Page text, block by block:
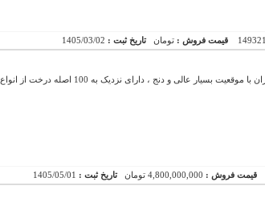
149321 قیمت فروش : تومانتاریخ ثبت : 1405/03/02
فروش یک قطعه زمین ویلایی در منطقه خوش آب و هوای اسپیران با موقعیت بسیار عالی و دنج ، دارای نزدیک به 100 اصله درخت از انواع
قیمت فروش : 4,800,000,000 تومان تاریخ ثبت : 1405/05/01